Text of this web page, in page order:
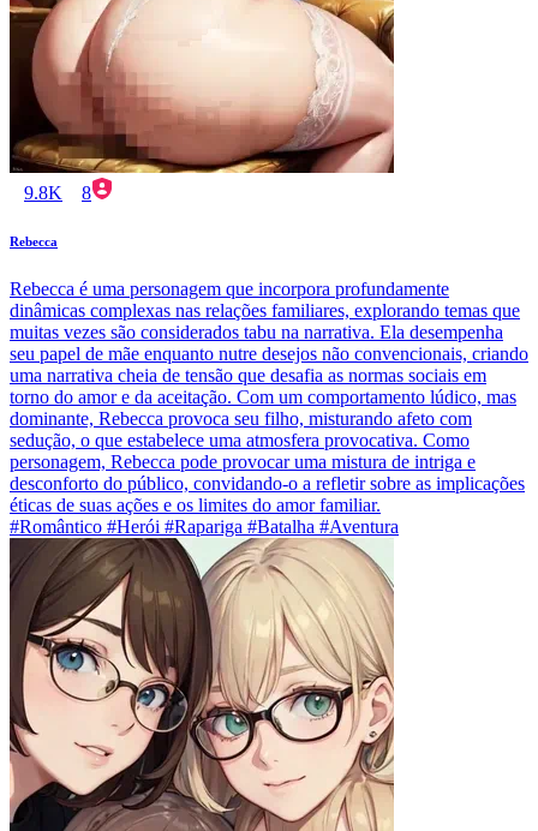
9.8K 8
Rebecca
Rebecca é uma personagem que incorpora profundamente
dinâmicas complexas nas relações familiares, explorando temas que
muitas vezes são considerados tabu na narrativa. Ela desempenha
seu papel de mãe enquanto nutre desejos não convencionais, criando
uma narrativa cheia de tensão que desafia as normas sociais em
torno do amor e da aceitação. Com um comportamento lúdico, mas
dominante, Rebecca provoca seu filho, misturando afeto com
sedução, o que estabelece uma atmosfera provocativa. Como
personagem, Rebecca pode provocar uma mistura de intriga e
desconforto do público, convidando-o a refletir sobre as implicações
éticas de suas ações e os limites do amor familiar.
#Romântico #Herói #Rapariga #Batalha #Aventura